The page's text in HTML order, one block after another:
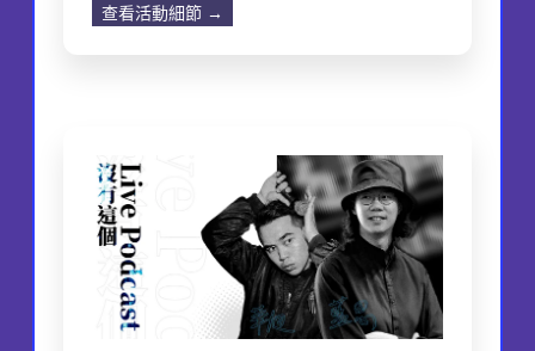
查看活動細節 →